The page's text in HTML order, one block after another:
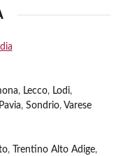
, Lecco, Lodi,
Pavia, Sondrio, Varese
, Trentino Alto Adige,